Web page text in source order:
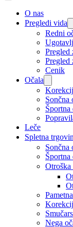
O nas
Pregledi vida
Redni
Pregled
Pregled
Cenik
Očala
Sončna
Športna
Leče
Spletna
Sončna
Športna
Otroška
Nega